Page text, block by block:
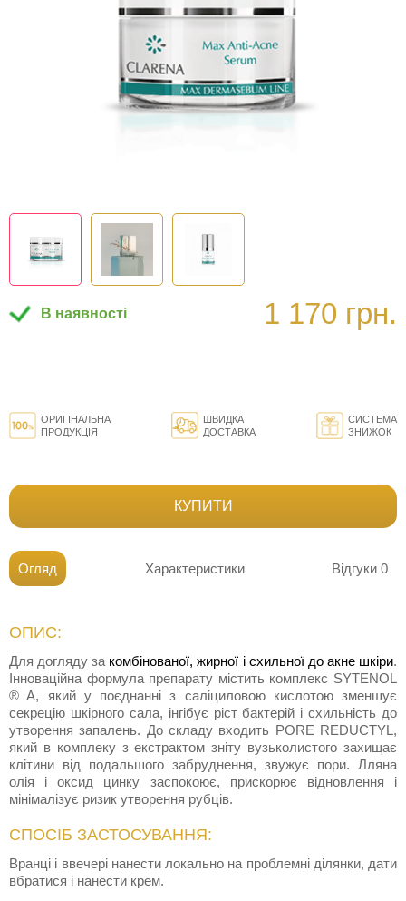
В наявності 1 170 грн.
ОРИГІНАЛЬНА
ПРОДУКЦІЯ
ШВИДКА
ДОСТАВКА
СИСТЕМА
ЗНИЖОК
КУПИТИ
Огляд Характеристики Відгуки 0
ОПИС:
Для догляду за комбінованої, жирної і схильної до акне шкіри.
Інноваційна формула препарату містить комплекс SYTENOL
® A, який у поєднанні з саліциловою кислотою зменшує
секрецію шкірного сала, інгібує ріст бактерій і схильність до
утворення запалень. До складу входить PORE REDUCTYL,
який в комплеку з екстрактом зніту вузьколистого захищає
клітини від подальшого забруднення, звужує пори. Лляна
олія і оксид цинку заспокоює, прискорює відновлення і
мінімалізує ризик утворення рубців.
СПОСІБ ЗАСТОСУВАННЯ:
Вранці і ввечері нанести локально на проблемні ділянки, дати
вбратися і нанести крем.